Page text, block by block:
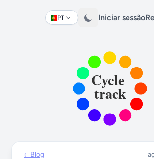
PT
Change language Iniciar sessão
←Blog